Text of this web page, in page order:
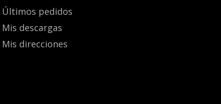
Últimos pedidos
Mis descargas
Mis direcciones